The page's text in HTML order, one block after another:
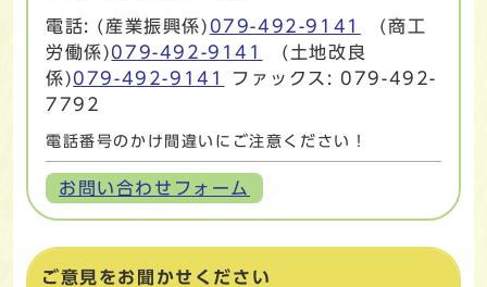
電話: (産業振興係) 079-492-9141
(商工
労働係)079-492-9141
(土地改良
係)079-492-9141
ファックス: 079-492-
7792
電話番号のかけ間違いにご注意ください！
お問い合わせフォーム
ご意見をお聞かせください